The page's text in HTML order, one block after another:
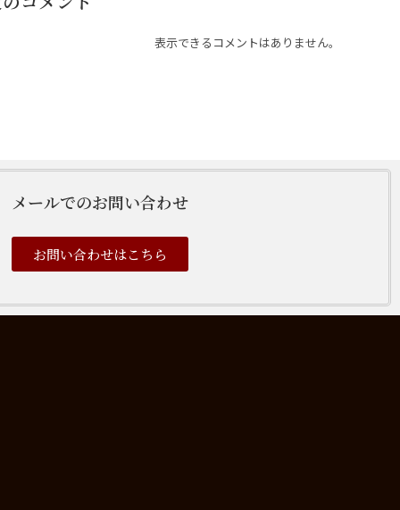
表示できるコメントはありません。
メールでのお問い合わせ
お問い合わせはこちら